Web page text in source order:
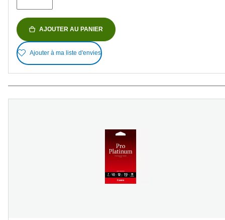
AJOUTER AU PANIER
Ajouter à ma liste d'envies